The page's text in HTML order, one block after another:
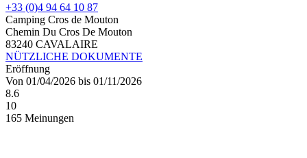
+33 (0)4 94 64 10 87
Camping Cros de Mouton
Chemin Du Cros De Mouton
83240 CAVALAIRE
NÜTZLICHE DOKUMENTE
Eröffnung
Von 01/04/2026 bis 01/11/2026
8.6
10
165 Meinungen